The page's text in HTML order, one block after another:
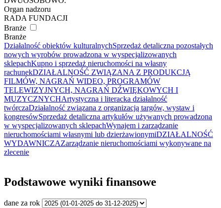
Organ nadzoru
RADA FUNDACJI
Branże
Branże
Działalność obiektów kulturalnychSprzedaż detaliczna pozostałych
nowych wyrobów prowadzona w wyspecjalizowanych
sklepachKupno i sprzedaż nieruchomości na własny
rachunekDZIAŁALNOŚĆ ZWIĄZANA Z PRODUKCJĄ
FILMÓW, NAGRAŃ WIDEO, PROGRAMÓW
TELEWIZYJNYCH, NAGRAŃ DŹWIĘKOWYCH I
MUZYCZNYCHArtystyczna i literacka działalność
twórczaDziałalność związana z organizacją targów, wystaw i
kongresówSprzedaż detaliczna artykułów używanych prowadzona
w wyspecjalizowanych sklepachWynajem i zarządzanie
nieruchomościami własnymi lub dzierżawionymiDZIAŁALNOŚĆ
WYDAWNICZAZarządzanie nieruchomościami wykonywane na
zlecenie
Podstawowe wyniki finansowe
dane za rok